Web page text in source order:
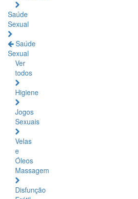
Saúde
Sexual
Saúde
Sexual
Ver
todos
Higiene
Jogos
Sexuais
Velas
e
Óleos
Massagem
Disfunção